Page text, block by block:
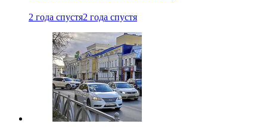
2 года спустя2 года спустя